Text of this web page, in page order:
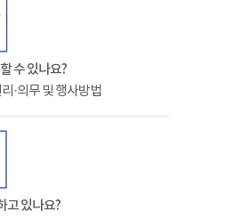
수 있나요?
·의무 및 행사방법
고 있나요?